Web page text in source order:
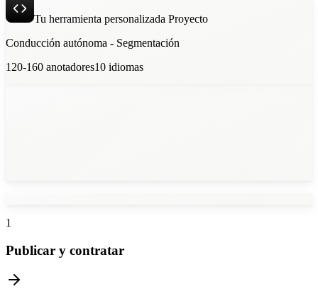
Tu herramienta personalizada Proyecto
Conducción autónoma - Segmentación
120-160 anotadores10 idiomas
1
Publicar y contratar